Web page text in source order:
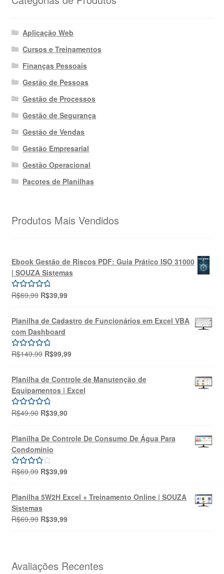
Aplicação Web
Cursos e Treinamentos
Finanças Pessoais
Gestão de Pessoas
Gestão de Processos
Gestão de Segurança
Gestão de Vendas
Gestão Empresarial
Gestão Operacional
Pacotes de Planilhas
Produtos Mais Vendidos
Ebook Gestão de Riscos PDF: Guia Prático ISO 31000
| SOUZA Sistemas
Avaliação
R$69,99 O
original
era:
R$69,99.
R$39,99O
é:
Planilha de Cadastro de Funcionários em Excel VBA
com Dashboard
Avaliação
R$149,99 O
original
era:
R$149,99.
R$99,99O
atual
é:
R$99,99.
Planilha de Controle de Manutenção de
Equipamentos | Excel
Avaliação
R$49,90 O
original
era:
R$49,90.
R$39,90O
atual
é:
Planilha De Controle De Consumo De Água Para
Condomínio
Avaliação
R$69,99 O
original
era:
R$69,99.
R$39,99O
atual
é:
R$39,99.
Planilha 5W2H Excel + Treinamento Online | SOUZA
Sistemas
R$69,99 O
R$69,99.
R$39,99O
R$39,99.
Avaliações Recentes